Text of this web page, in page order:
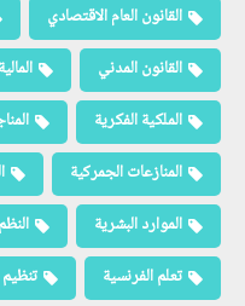
القانون العام الاقتصادي
القانون المدني
الملكية الفكرية
المنازعات الجمركية
الموارد البشرية
تعلم الفرنسية